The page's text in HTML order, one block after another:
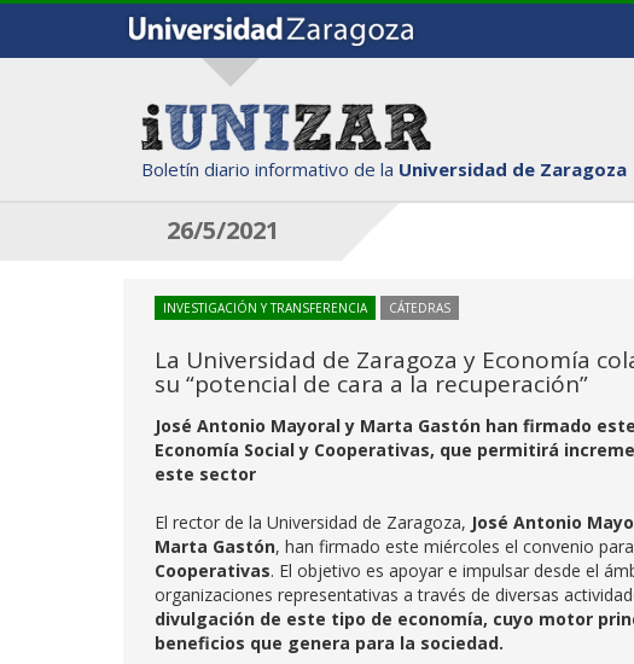
Boletín diario informativo de la Universidad de Zaragoza
26/5/2021
INVESTIGACIÓN Y TRANSFERENCIA CÁTEDRAS
La Universidad de Zaragoza y Economía
su “potencial de cara a la recuperación”
José Antonio Mayoral y Marta Gastón han firmado
Economía Social y Cooperativas, que permitirá
este sector
El rector de la Universidad de Zaragoza, José Antonio
Marta Gastón, han firmado este miércoles el convenio
Cooperativas. El objetivo es apoyar e impulsar desde el
organizaciones representativas a través de diversas
divulgación de este tipo de economía, cuyo motor
beneficios que genera para la sociedad.